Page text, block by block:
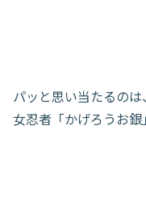
パッと思い当たるの
女忍者「かげろうお銀」